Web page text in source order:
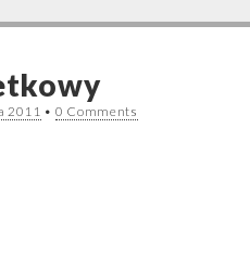
2011 • 0 Comments